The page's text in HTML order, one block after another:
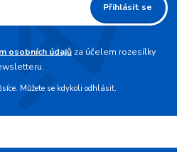
Přihlásit se
osobních údajůza účelem rozesílky
Můžete se kdykoli odhlásit.